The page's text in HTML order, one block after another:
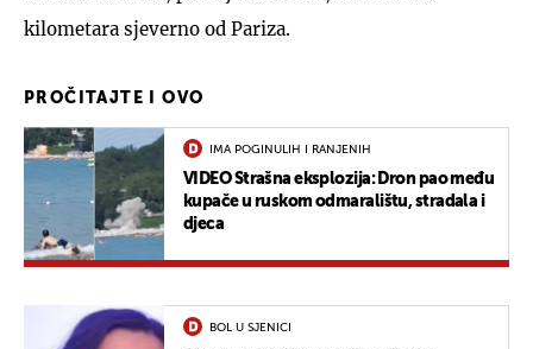
kilometara sjeverno od Pariza.
PROČITAJTE I OVO
IMA POGINULIH I RANJENIH
VIDEO Strašna eksplozija: Dron pao među
kupače u ruskom odmaralištu, stradala i
djeca
BOL U SJENICI